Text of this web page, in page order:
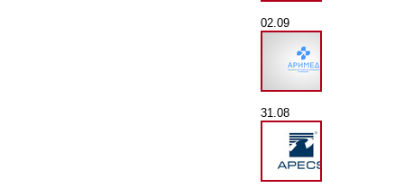
02.09
31.08